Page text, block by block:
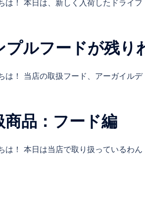
は！ 本日は、新しく入荷したドライ
プルフードが残り
は！ 当店の取扱フード、アーガイル
商品：フード編
は！ 本日は当店で取り扱っているわ